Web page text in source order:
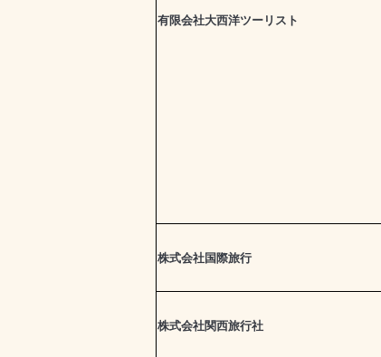
有限会社大西洋ツーリスト
株式会社国際旅行
株式会社関西旅行社